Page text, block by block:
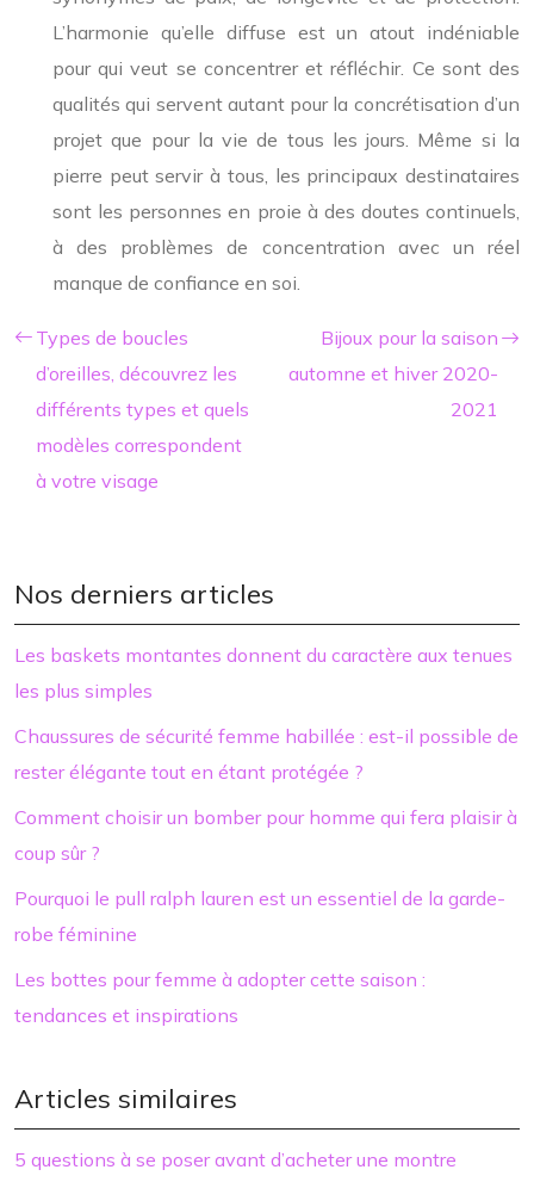
L’harmonie qu’elle diffuse est un atout indéniable
pour qui veut se concentrer et réfléchir. Ce sont des
qualités qui servent autant pour la concrétisation d’un
projet que pour la vie de tous les jours. Même si la
pierre peut servir à tous, les principaux destinataires
sont les personnes en proie à des doutes continuels,
à des problèmes de concentration avec un réel
manque de confiance en soi.
Types de boucles
d’oreilles, découvrez les
différents types et quels
modèles correspondent
à votre visage
Bijoux pour la saison
automne et hiver 2020-
2021
Nos derniers articles
Les baskets montantes donnent du caractère aux tenues
les plus simples
Chaussures de sécurité femme habillée : est-il possible de
rester élégante tout en étant protégée ?
Comment choisir un bomber pour homme qui fera plaisir à
coup sûr ?
Pourquoi le pull ralph lauren est un essentiel de la garde-
robe féminine
Les bottes pour femme à adopter cette saison :
tendances et inspirations
Articles similaires
5 questions à se poser avant d’acheter une montre